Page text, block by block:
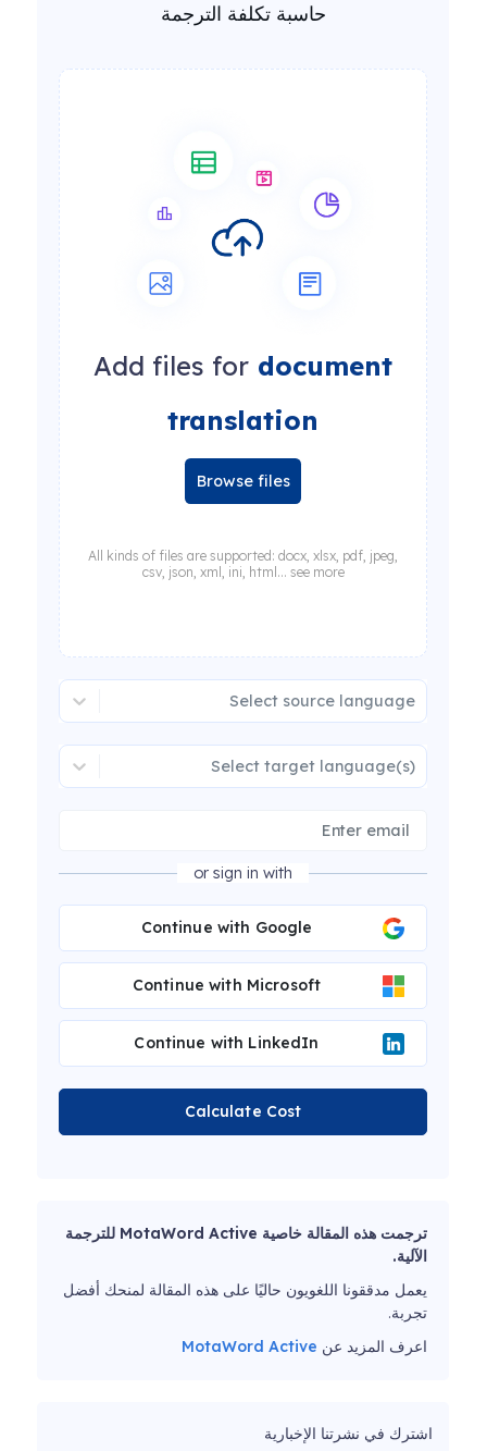
حاسبة تكلفة الترجمة
Add files for document
translation
Browse files
All kinds of files are supported: docx, xlsx, pdf, jpeg,
csv, json, xml, ini, html... see more
Select source language
Select target language(s)
or sign in with
Continue with Google
Continue with Microsoft
Continue with LinkedIn
Calculate Cost
ترجمت هذه المقالة خاصية MotaWord Active للترجمة
الآلية.
يعمل مدققونا اللغويون حاليًا على هذه المقالة لمنحك أفضل
تجربة.
اعرف المزيد عن MotaWord Active
اشترك في نشرتنا الإخبارية